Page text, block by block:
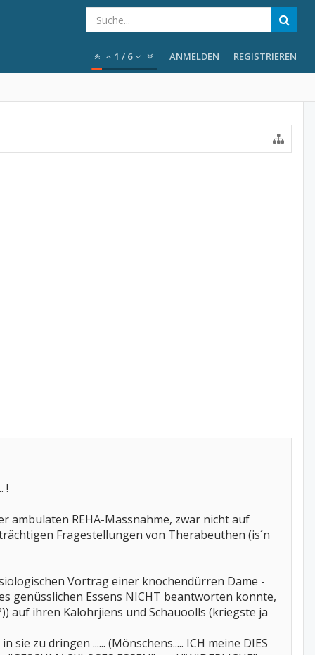
1 / 6 ANMELDEN REGISTRIEREN
!
ambulaten REHA-Massnahme, zwar nicht auf
Fragestellungen von Therabeuthen (is´n
Vortrag einer knochendürren Dame -
genüsslichen Essens NICHT beantworten konnte,
auf ihren Kalohrjiens und Schauoolls (kriegste ja
zu dringen ...... (Mönschens..... ICH meine DIES